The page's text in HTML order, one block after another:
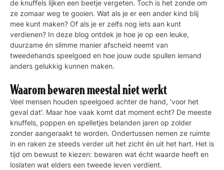
de knuffels lijken een beetje vergeten. Toch is het zonde om
ze zomaar weg te gooien. Wat als je er een ander kind blij
mee kunt maken? Of als je er zelfs nog iets aan kunt
verdienen? In deze blog ontdek je hoe je op een leuke,
duurzame én slimme manier afscheid neemt van
tweedehands speelgoed en hoe jouw oude spullen iemand
anders gelukkig kunnen maken.
Waarom bewaren meestal niet werkt
Veel mensen houden speelgoed achter de hand, 'voor het
geval dat'. Maar hoe vaak komt dat moment echt? De meeste
knuffels, poppen en spelletjes belanden jaren op zolder
zonder aangeraakt te worden. Ondertussen nemen ze ruimte
in en raken ze steeds verder uit het zicht én uit het hart. Het is
tijd om bewust te kiezen: bewaren wat écht waarde heeft en
loslaten wat elders een tweede leven verdient.